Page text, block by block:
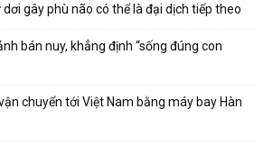
gây phù não có thể là đại dịch tiếp theo
bán nuy, khẳng định “sống đúng con
chuyển tới Việt Nam bằng máy bay Hàn